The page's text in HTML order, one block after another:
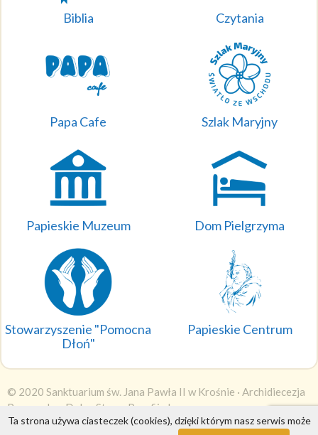
Biblia Czytania
Papa Cafe Szlak Maryjny
Papieskie Muzeum Dom Pielgrzyma
Stowarzyszenie "Pomocna
Dłoń"
Papieskie Centrum
© 2020 Sanktuarium św. Jana Pawła II w Krośnie · Archidiecezja
Przemyska
DobraStronaParafii.pl
Ta strona używa ciasteczek (cookies), dzięki którym nasz serwis może